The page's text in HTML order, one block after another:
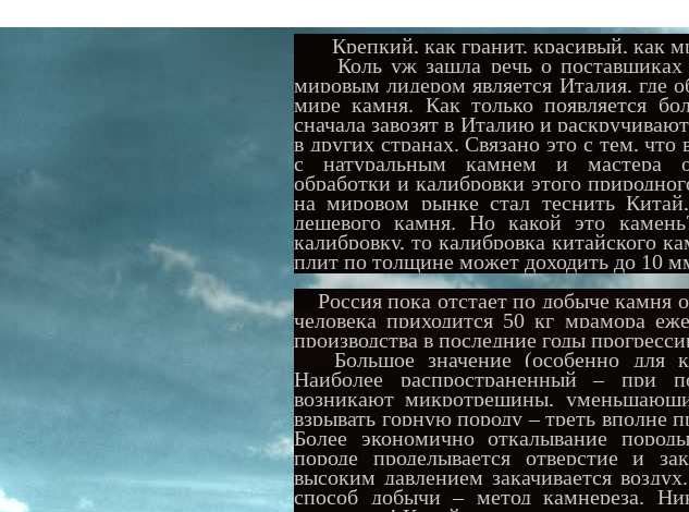
Крепкий, как гранит, красивый, как
Коль уж зашла речь о поставщиках
мировым лидером является Италия, где
мире камня. Как только появляется
сначала завозят в Италию и
в других странах. Связано это с тем,
с натуральным камнем и мастера
обработки и калибровки этого
на мировом рынке стал теснить
дешевого камня. Но какой это
калибровку, то калибровка китайского
плит по толщине может доходить до 10
Россия пока отстает по добыче камня
человека приходится 50 кг мрамора
производства в последние годы
Большое значение (особенно для
Наиболее распространенный –
возникают микротрещины,
взрывать горную породу – треть
Более экономично откалывание
породе проделывается отверстие и
высоким давлением закачивается
способ добычи – метод камнереза.